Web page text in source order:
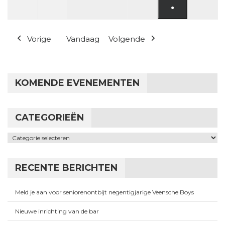
●
Vorige Vandaag Volgende
KOMENDE EVENEMENTEN
CATEGORIEËN
Categorieën
RECENTE BERICHTEN
Meld je aan voor seniorenontbijt negentigjarige Veensche Boys
Nieuwe inrichting van de bar